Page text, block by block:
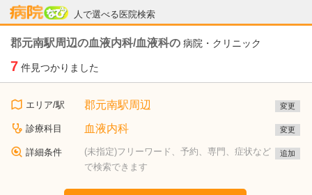
人で選べる医院検索
病院なび
郡元南駅周辺の血液内科/血液科の 病院・クリニック
7 件見つかりました
エリア/駅 郡元南駅周辺 変更
診療科目 血液内科 変更
詳細条件
(未指定)フリーワード、予約、専門、症状など
で検索できます
追加